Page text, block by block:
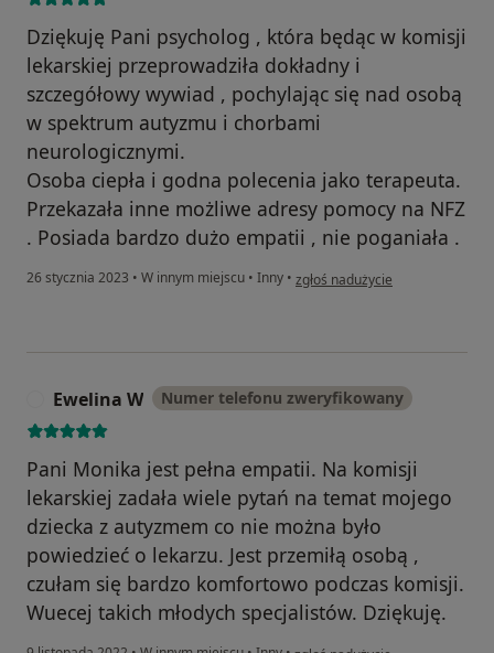
Dziękuję Pani psycholog , która będąc w komisji
lekarskiej przeprowadziła dokładny i
szczegółowy wywiad , pochylając się nad osobą
w spektrum autyzmu i chorbami
neurologicznymi.
Osoba ciepła i godna polecenia jako terapeuta.
Przekazała inne możliwe adresy pomocy na NFZ
. Posiada bardzo dużo empatii , nie poganiała .
26 stycznia 2023 • W innym miejscu • Inny • w opinii użytkownika Mama
zgłoś nadużycie
Ewelina W Numer telefonu zweryfikowany
Pani Monika jest pełna empatii. Na komisji
lekarskiej zadała wiele pytań na temat mojego
dziecka z autyzmem co nie można było
powiedzieć o lekarzu. Jest przemiłą osobą ,
czułam się bardzo komfortowo podczas komisji.
Wuecej takich młodych specjalistów. Dziękuję.
w opinii użytkownika Ewelina W